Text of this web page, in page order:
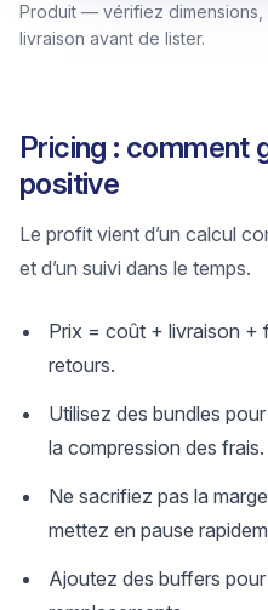
Produit — vérifiez
livraison avant de lister.
Pricing : comment
positive
Le profit vient d’un calcul
et d’un suivi dans le temps.
Prix = coût + livraison +
retours.
Utilisez des bundles
la compression des frais.
Ne sacrifiez pas la
mettez en pause
Ajoutez des buffers